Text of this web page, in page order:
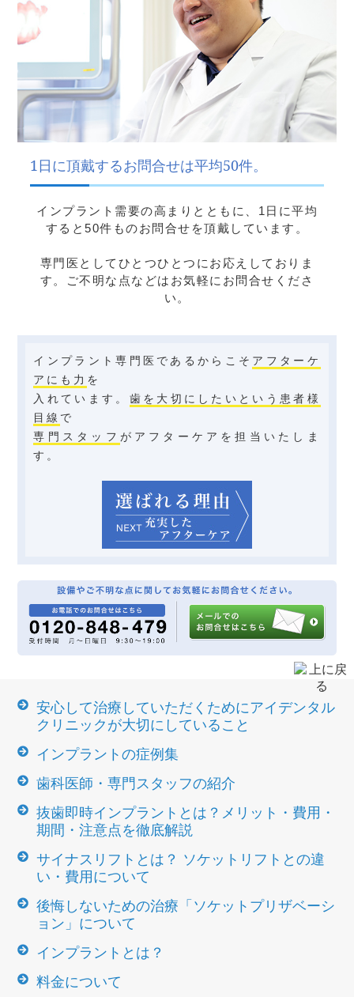
1日に頂戴するお問合せは平均50件。
インプラント需要の高まりとともに、1日に平均
すると50件ものお問合せを頂戴しています。
専門医としてひとつひとつにお応えしておりま
す。ご不明な点などはお気軽にお問合せくださ
い。
インプラント専門医であるからこそ アフターケ
アにも力 を
入れています。 歯を大切にしたいという患者様
目線 で
専門スタッフ がアフターケアを担当いたしま
す。
安心して治療していただくためにアイデンタル
クリニックが大切にしていること
インプラントの症例集
歯科医師・専門スタッフの紹介
抜歯即時インプラントとは？メリット・費用・
期間・注意点を徹底解説
サイナスリフトとは？ ソケットリフトとの違
い・費用について
後悔しないための治療「ソケットプリザベーシ
ョン」について
インプラントとは？
料金について